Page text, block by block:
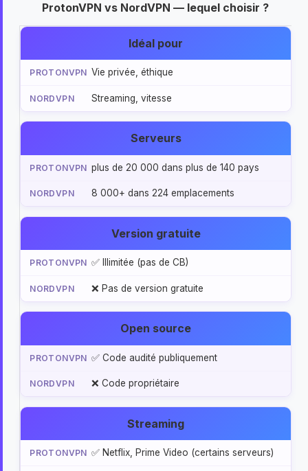
ProtonVPN vs NordVPN — lequel choisir ?
Idéal pour
Vie privée, éthique
Streaming, vitesse
Serveurs
plus de 20 000 dans plus de 140 pays
8 000+ dans 224 emplacements
Version gratuite
✅ Illimitée (pas de CB)
❌ Pas de version gratuite
Open source
✅ Code audité publiquement
❌ Code propriétaire
Streaming
✅ Netflix, Prime Video (certains serveurs)